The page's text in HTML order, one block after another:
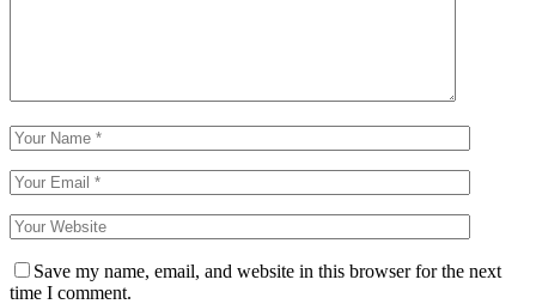
Save my name, email, and website in this browser for the next
time I comment.